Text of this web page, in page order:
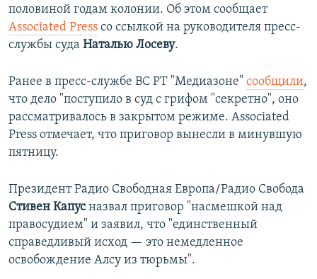
половиной годам колонии. Об этом сообщает
Associated Press со ссылкой на руководителя пресс-
службы суда Наталью Лосеву.
Ранее в пресс-службе ВС РТ "Медиазоне" сообщили,
что дело "поступило в суд с грифом "секретно", оно
рассматривалось в закрытом режиме. Associated
Press отмечает, что приговор вынесли в минувшую
пятницу.
Президент Радио Свободная Европа/Радио Свобода
Стивен Капусназвал приговор "насмешкой над
правосудием" и заявил, что "единственный
справедливый исход — это немедленное
освобождение Алсу из тюрьмы".